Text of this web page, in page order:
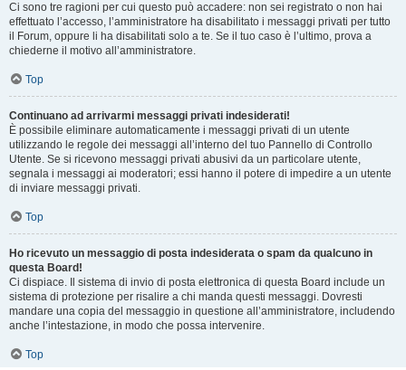
Ci sono tre ragioni per cui questo può accadere: non sei registrato o non hai
effettuato l’accesso, l’amministratore ha disabilitato i messaggi privati per tutto
il Forum, oppure li ha disabilitati solo a te. Se il tuo caso è l’ultimo, prova a
chiederne il motivo all’amministratore.
Top
Continuano ad arrivarmi messaggi privati indesiderati!
È possibile eliminare automaticamente i messaggi privati ​​di un utente
utilizzando le regole dei messaggi all’interno del tuo Pannello di Controllo
Utente. Se si ricevono messaggi privati ​​abusivi da un particolare utente,
segnala i messaggi ai moderatori; essi hanno il potere di impedire a un utente
di inviare messaggi privati​​.
Top
Ho ricevuto un messaggio di posta indesiderata o spam da qualcuno in
questa Board!
Ci dispiace. Il sistema di invio di posta elettronica di questa Board include un
sistema di protezione per risalire a chi manda questi messaggi. Dovresti
mandare una copia del messaggio in questione all’amministratore, includendo
anche l’intestazione, in modo che possa intervenire.
Top